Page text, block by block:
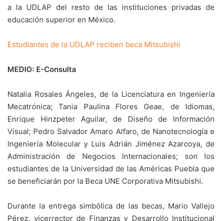
a la UDLAP del resto de las instituciones privadas de
educación superior en México.
Estudiantes de la UDLAP reciben beca Mitsubishi
MEDIO: E-Consulta
Natalia Rosales Ángeles, de la Licenciatura en Ingeniería
Mecatrónica; Tania Paulina Flores Geae, de Idiomas,
Enrique Hinzpeter Aguilar, de Diseño de Información
Visual; Pedro Salvador Amaro Alfaro, de Nanotecnología e
Ingeniería Molecular y Luis Adrián Jiménez Azarcoya, de
Administración de Negocios Internacionales; son los
estudiantes de la Universidad de las Américas Puebla que
se beneficiarán por la Beca UNE Corporativa Mitsubishi.
Durante la entrega simbólica de las becas, Mario Vallejo
Pérez, vicerrector de Finanzas y Desarrollo Institucional